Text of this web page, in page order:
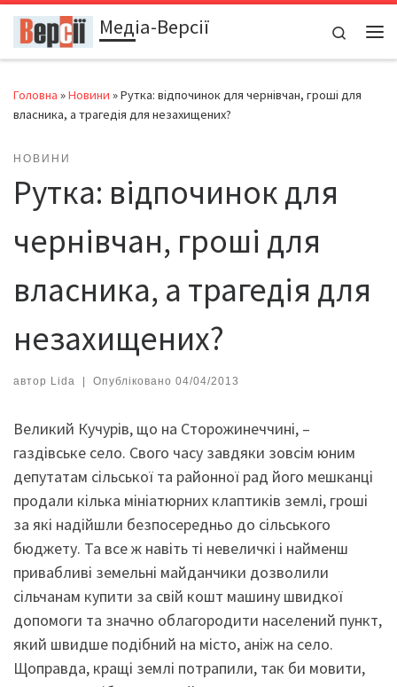
Перейти до вмістуМедіа-Версії
Search
Головна »Новини »Рутка: відпочинок для чернівчан, гроші для
власника, а трагедія для незахищених?
НОВИНИ
Рутка: відпочинок для
чернівчан, гроші для
власника, а трагедія для
незахищених?
автор Lida | Опубліковано 04/04/2013
Великий Кучурів, що на Сторожинеччині, –
газдівське село. Свого часу завдяки зовсім юним
депутатам сільської та районної рад його мешканці
продали кілька мініатюрних клаптиків землі, гроші
за які надійшли безпосередньо до сільського
бюджету. Та все ж навіть ті невеличкі і найменш
привабливі земельні майданчики дозволили
сільчанам купити за свій кошт машину швидкої
допомоги та значно облагородити населений пункт,
який швидше подібний на місто, аніж на село.
Щоправда, кращі землі потрапили, так би мовити,